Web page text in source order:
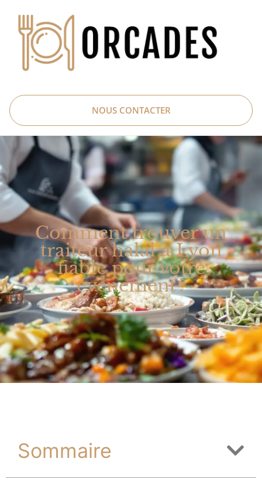
NOUS CONTACTER
Comment trouver un
traiteur halal à Lyon
fiable pour votre
événement ?
Sommaire